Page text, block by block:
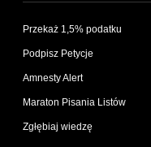
Przekaż 1,5% podatku
Podpisz Petycje
Amnesty Alert
Maraton Pisania Listów
Zgłębiaj wiedzę